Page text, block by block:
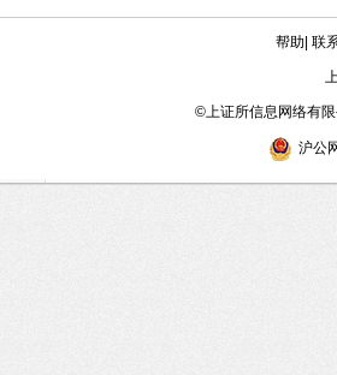
帮助 联
©上证所信息网络有
沪公